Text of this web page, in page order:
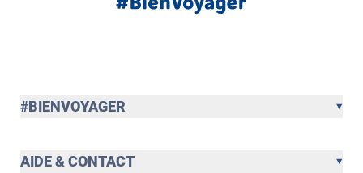
#BIENVOYAGER
AIDE & CONTACT